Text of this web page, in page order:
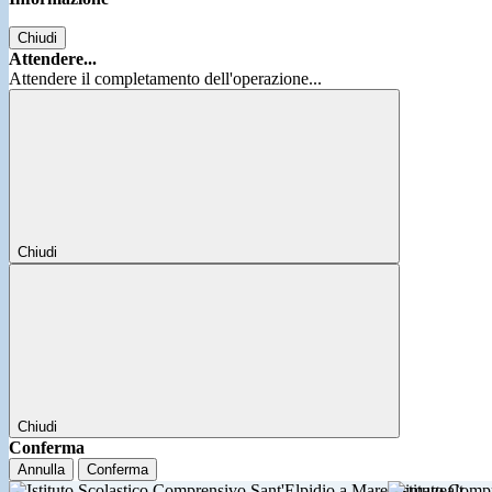
Chiudi
Attendere...
Attendere il completamento dell'operazione...
Chiudi
Chiudi
Conferma
Annulla Conferma